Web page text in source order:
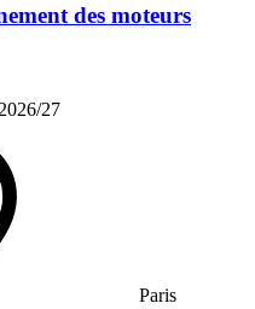
des moteurs
27
Paris